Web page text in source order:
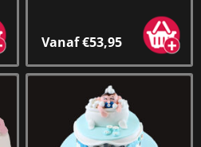
Vanaf €53,95